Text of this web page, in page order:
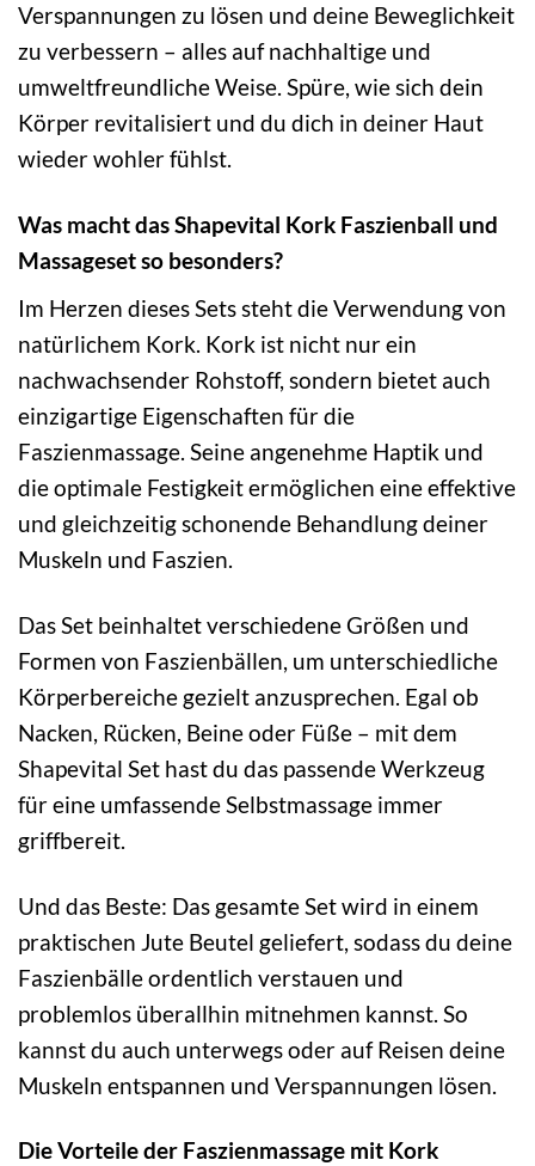
Verspannungen zu lösen und deine Beweglichkeit
zu verbessern – alles auf nachhaltige und
umweltfreundliche Weise. Spüre, wie sich dein
Körper revitalisiert und du dich in deiner Haut
wieder wohler fühlst.
Was macht das Shapevital Kork Faszienball und
Massageset so besonders?
Im Herzen dieses Sets steht die Verwendung von
natürlichem Kork. Kork ist nicht nur ein
nachwachsender Rohstoff, sondern bietet auch
einzigartige Eigenschaften für die
Faszienmassage. Seine angenehme Haptik und
die optimale Festigkeit ermöglichen eine effektive
und gleichzeitig schonende Behandlung deiner
Muskeln und Faszien.
Das Set beinhaltet verschiedene Größen und
Formen von Faszienbällen, um unterschiedliche
Körperbereiche gezielt anzusprechen. Egal ob
Nacken, Rücken, Beine oder Füße – mit dem
Shapevital Set hast du das passende Werkzeug
für eine umfassende Selbstmassage immer
griffbereit.
Und das Beste: Das gesamte Set wird in einem
praktischen Jute Beutel geliefert, sodass du deine
Faszienbälle ordentlich verstauen und
problemlos überallhin mitnehmen kannst. So
kannst du auch unterwegs oder auf Reisen deine
Muskeln entspannen und Verspannungen lösen.
Die Vorteile der Faszienmassage mit Kork